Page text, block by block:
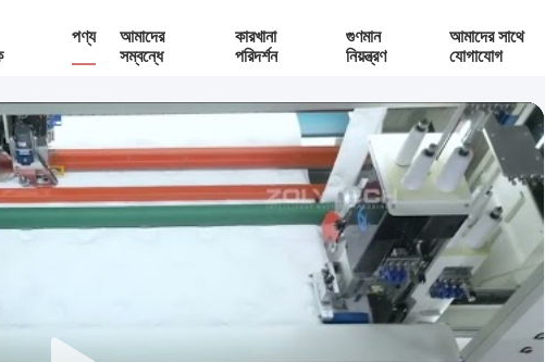
পণ্য
আমাদের
সম্বন্ধে
কারখানা
পরিদর্শন
গুণমান
নিয়ন্ত্রণ
আমাদের সাথে
যোগাযোগ